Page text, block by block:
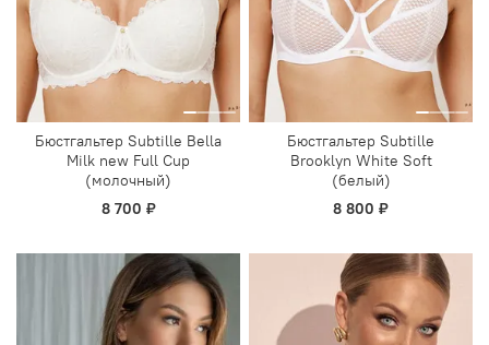
Бюстгальтер Subtille Bella
Milk new Full Cup
(молочный)
8 700 ₽
Бюстгальтер Subtille
Brooklyn White Soft
(белый)
8 800 ₽